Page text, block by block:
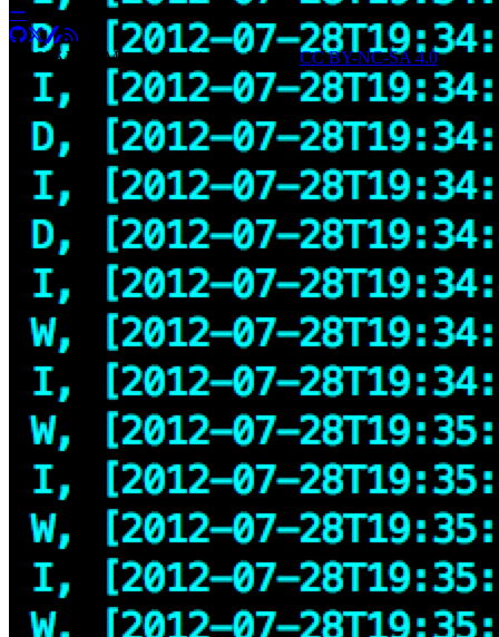
ー
2026Yuki Matsukura. Licensed underCC BY-NC-SA 4.0.